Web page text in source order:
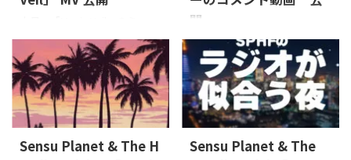
しい音楽体験を共に創りたい
と考えています。 初のアナロ
グレコード化へ向けて最後ま
で頑張りますので、もしよろし
...
とソウルが溶け合う時間を ...
ジックビデオ公開致しまし
た。ご契約のサブスク、または
YouTubeでご覧ください。 公
開日：2025年11月28日
（金） より公 開：Apple
Music、Spotify、YouTube
信ストア、ならびにYouTube。
開
「Magic Veil」のリリース情報
についてはこちら▼ 【NEW】
MV公開！ 11月28日（金）に
Apple Music, Spotify, YouTube
Musicなど有名音楽配信ストア
で「Magic Veil」のミュージッ
クビデオを公開！
Sensu Planet & The H
Sensu Planet & The